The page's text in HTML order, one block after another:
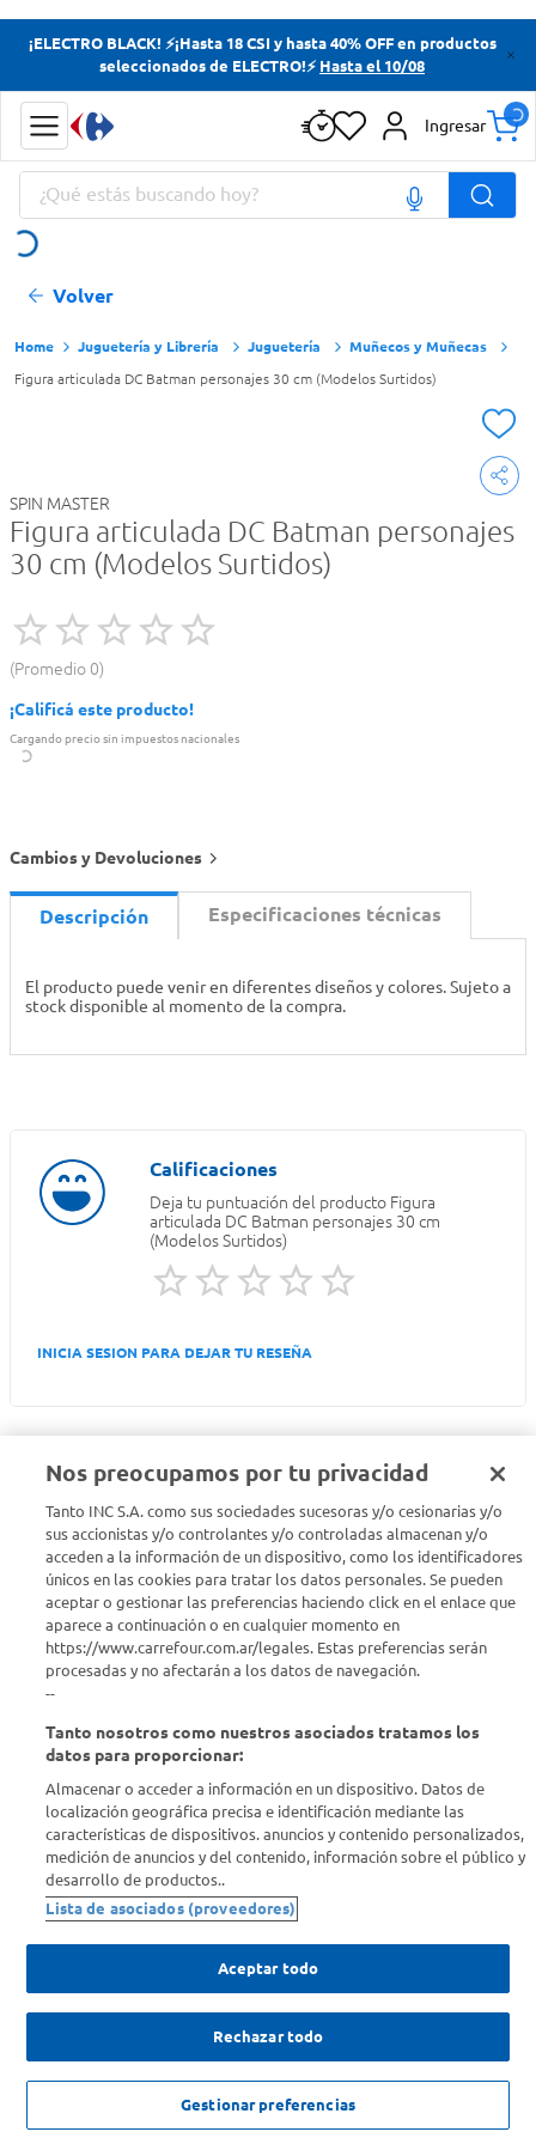
¡ELECTRO BLACK! ⚡¡Hasta 18 CSI y hasta 40% OFF en productos
seleccionados de ELECTRO!⚡ Hasta el 10/08
Ingresar
¿Qué estás buscando hoy?
Volver
Juguetería y Librería Juguetería Muñecos y Muñecas
Figura articulada DC Batman personajes 30 cm (Modelos Surtidos)
SPIN MASTER
Figura articulada DC Batman personajes
30 cm (Modelos Surtidos)
Promedio 0
¡Calificá este producto!
Cargando precio sin impuestos nacionales
$ 27.294,00
Cambios y Devoluciones
Descripción Especificaciones técnicas
El producto puede venir en diferentes diseños y colores. Sujeto a
stock disponible al momento de la compra.
Deja tu puntuación del producto Figura
articulada DC Batman personajes 30 cm
(Modelos Surtidos)
INICIA SESION PARA DEJAR TU RESEÑA
Seguinos en :
Estamos para ayudarte
¿Tenés una consulta? Comunicate con nosotrosacá
Descubrí Carrefour
Conocenos
Info útil
Comprá Online
Enterate de nuestras ofertas
Dejanos tu mail para recibir todas las ofertas y promociones antes
que nadie.
Provincia
ENVIAR
Nos preocupamos por tu privacidad
Tanto INC S.A. como sus sociedades sucesoras y/o cesionarias y/o
sus accionistas y/o controlantes y/o controladas almacenan y/o
acceden a la información de un dispositivo, como los identificadores
únicos en las cookies para tratar los datos personales. Se pueden
aceptar o gestionar las preferencias haciendo click en el enlace que
aparece a continuación o en cualquier momento en
https://www.carrefour.com.ar/legales. Estas preferencias serán
procesadas y no afectarán a los datos de navegación.
--
Tanto nosotros como nuestros asociados tratamos los
datos para proporcionar:
Almacenar o acceder a información en un dispositivo. Datos de
localización geográfica precisa e identificación mediante las
características de dispositivos. anuncios y contenido personalizados,
medición de anuncios y del contenido, información sobre el público y
desarrollo de productos..
Lista de asociados (proveedores)
Aceptar todo
Rechazar todo
Gestionar preferencias
Términos más buscados
Yerba
Cerveza
Doves
Términos más buscados
Cerveza
Doves
Jabon Tocador